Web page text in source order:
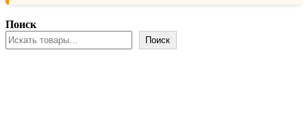
Поиск
Поиск